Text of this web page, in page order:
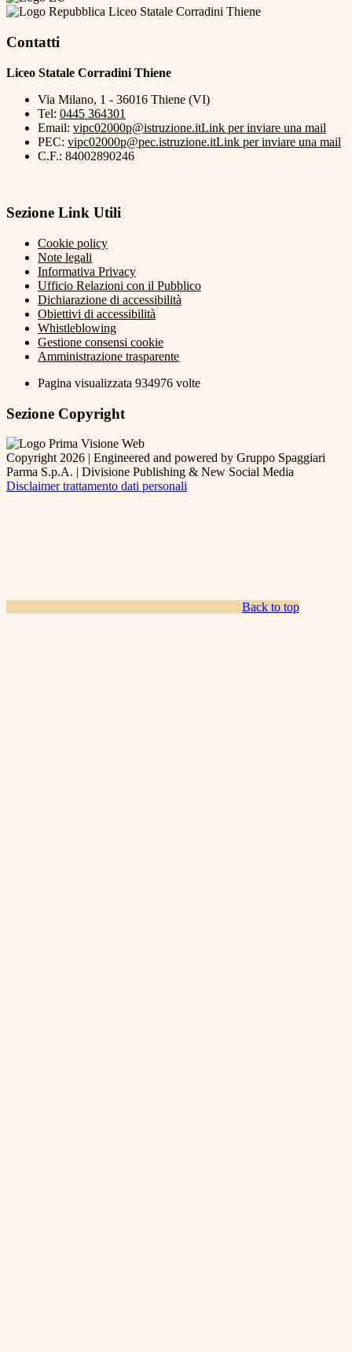
Liceo Statale Corradini Thiene
Contatti
Liceo Statale Corradini Thiene
Via Milano, 1 - 36016 Thiene (VI)
Tel: 0445 364301
Email: vipc02000p@istruzione.itLink per inviare una mail
PEC: vipc02000p@pec.istruzione.itLink per inviare una mail
C.F.: 84002890246
Sezione Link Utili
Cookie policy
Note legali
Informativa Privacy
Ufficio Relazioni con il Pubblico
Dichiarazione di accessibilità
Obiettivi di accessibilità
Whistleblowing
Gestione consensi cookie
Amministrazione trasparente
Pagina visualizzata 934976 volte
Sezione Copyright
Copyright 2026 | Engineered and powered by Gruppo Spaggiari
Parma S.p.A. | Divisione Publishing & New Social Media
Disclaimer trattamento dati personali
Back to top